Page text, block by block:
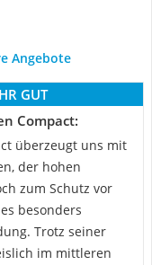
Angebote
GUT
Compact:
überzeugt uns mit
der hohen
zum Schutz vor
besonders
Trotz seiner
im mittleren